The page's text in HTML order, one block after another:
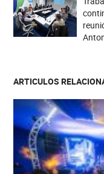
ARTICULOS